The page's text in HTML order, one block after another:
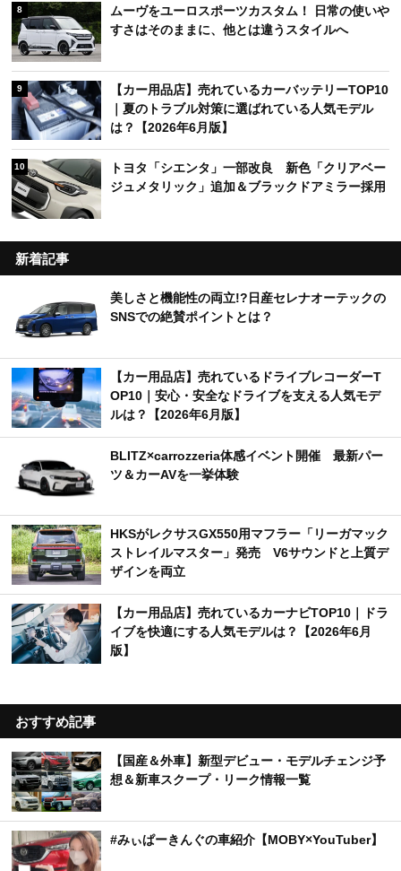
8
ムーヴをユーロスポーツカスタム！ 日常の使いや
すさはそのままに、他とは違うスタイルへ
9
【カー用品店】売れているカーバッテリーTOP10
｜夏のトラブル対策に選ばれている人気モデル
は？【2026年6月版】
10
トヨタ「シエンタ」一部改良 新色「クリアベー
ジュメタリック」追加＆ブラックドアミラー採用
新着記事
美しさと機能性の両立!?日産セレナオーテックの
SNSでの絶賛ポイントとは？
【カー用品店】売れているドライブレコーダーT
OP10｜安心・安全なドライブを支える人気モデ
ルは？【2026年6月版】
BLITZ×carrozzeria体感イベント開催 最新パー
ツ＆カーAVを一挙体験
HKSがレクサスGX550用マフラー「リーガマック
ストレイルマスター」発売 V6サウンドと上質デ
ザインを両立
【カー用品店】売れているカーナビTOP10｜ドラ
イブを快適にする人気モデルは？【2026年6月
版】
おすすめ記事
【国産＆外車】新型デビュー・モデルチェンジ予
想＆新車スクープ・リーク情報一覧
#みぃぱーきんぐの車紹介【MOBY×YouTuber】